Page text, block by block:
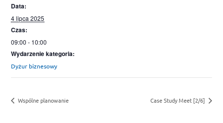
Data:
4 lipca 2025
Czas:
09:00 - 10:00
Wydarzenie kategoria:
Dyżur biznesowy
Wspólne planowanie Case Study Meet [2/6]